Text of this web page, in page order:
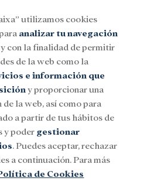
Cultura
utilizamos cookies
analizar tu navegación
con la finalidad de permitir
de la web como la
e información que
y proporcionar una
la web, así como para
a partir de tus hábitos de
y poder gestionar
. Puedes aceptar, rechazar
a continuación. Para más
de Cookies